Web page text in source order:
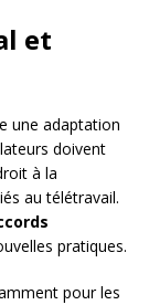
et
une adaptation
doivent
à la
au télétravail.
pratiques.
pour les